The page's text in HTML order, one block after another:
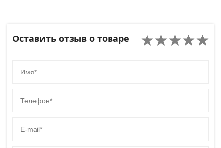
Оставить отзыв о товаре